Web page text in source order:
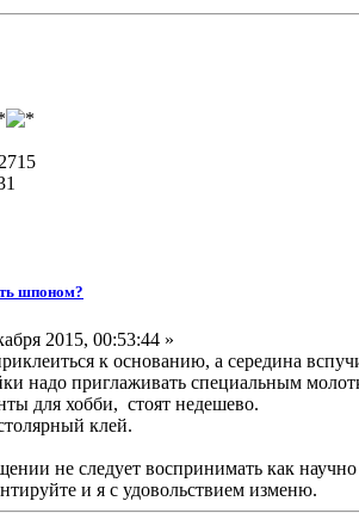
шпоном?
2015, 00:53:44 »
к основанию, а середина
надо приглаживать специальным
для хобби, стоят недешево.
клей.
не следует воспринимать как
и я с удовольствием изменю.